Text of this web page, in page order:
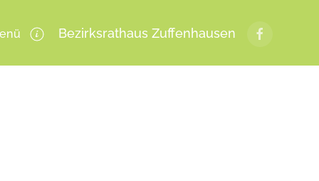
Bezirksrathaus Zuffenhausen